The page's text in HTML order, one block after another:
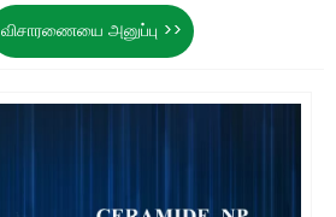
விசாரணையை அனுப்பு >>